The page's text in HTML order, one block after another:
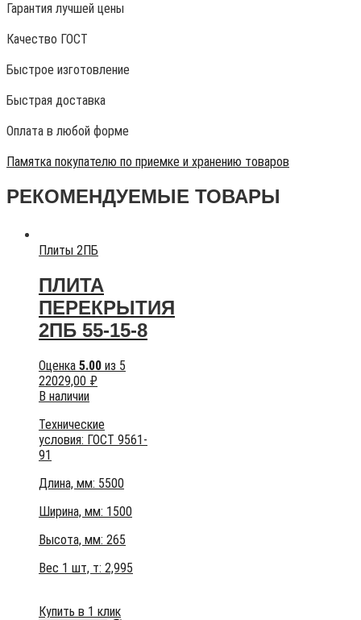
Гарантия лучшей цены
Качество ГОСТ
Быстрое изготовление
Быстрая доставка
Оплата в любой форме
Памятка покупателю по приемке и хранению товаров
РЕКОМЕНДУЕМЫЕ ТОВАРЫ
Плиты 2ПБ
ПЛИТА
ПЕРЕКРЫТИЯ
2ПБ 55-15-8
Оценка 5.00 из 5
22029,00 ₽
В наличии
Технические
условия: ГОСТ 9561-
91
Длина, мм: 5500
Ширина, мм: 1500
Высота, мм: 265
Вес 1 шт, т: 2,995
Купить в 1 клик